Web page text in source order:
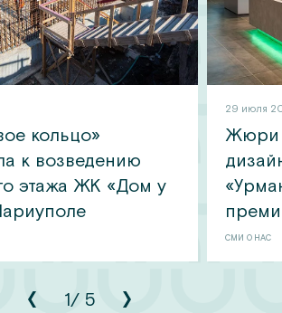
кольцо»
к возведению
этажа ЖК «Дом у
29 июля
Жюри
СМИ О НАС
1/ 5